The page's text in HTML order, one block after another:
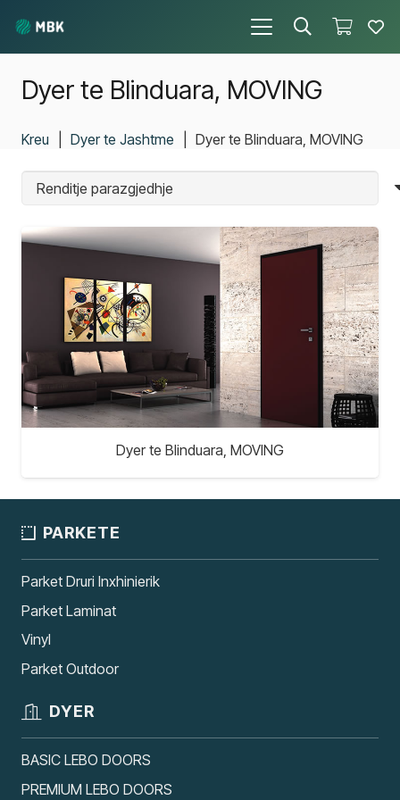
Dyer te Blinduara, MOVING
Kreu Dyer te Jashtme Dyer te Blinduara, MOVING
Dyer te Blinduara, MOVING
PARKETE
Parket Druri Inxhinierik
Parket Laminat
Vinyl
Parket Outdoor
DYER
BASIC LEBO DOORS
PREMIUM LEBO DOORS